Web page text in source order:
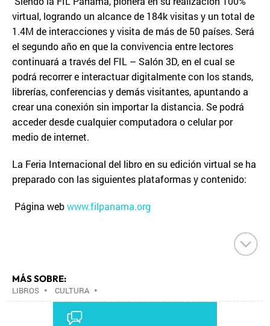
virtual, logrando un alcance de 184k visitas y un total de
1.4M de interacciones y visita de más de 50 países. Será
el segundo año en que la convivencia entre lectores
continuará a través del FIL – Salón 3D, en el cual se
podrá recorrer e interactuar digitalmente con los stands,
librerías, conferencias y demás visitantes, apuntando a
crear una conexión sin importar la distancia. Se podrá
acceder desde cualquier computadora o celular por
medio de internet.
La Feria Internacional del libro en su edición virtual se ha
preparado con las siguientes plataformas y contenido:
Página webwww.filpanama.org
MÁS SOBRE:
LIBROS • CULTURA •